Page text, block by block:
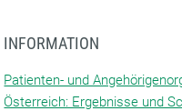
INFORMATION
Patienten- und
Österreich: Ergebnisse und